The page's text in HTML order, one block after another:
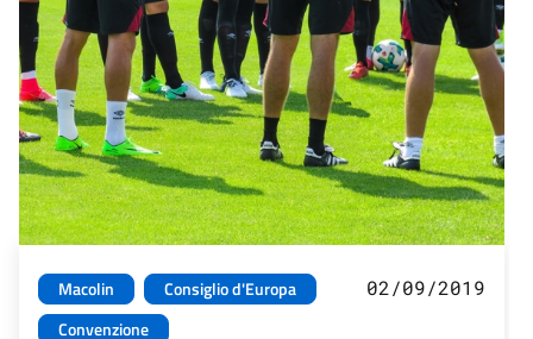
Macolin
Consiglio d'Europa
Convenzione
02/09/2019